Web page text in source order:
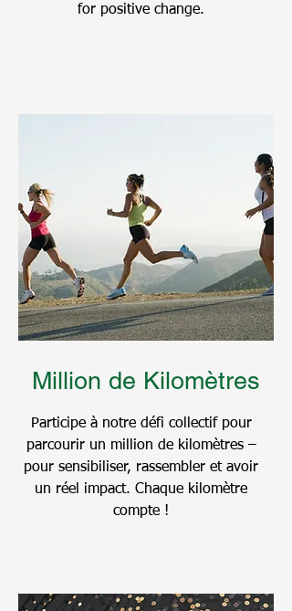
for positive change.
Million de Kilomètres
Participe à notre défi collectif pour
parcourir un million de kilomètres –
pour sensibiliser, rassembler et avoir
un réel impact. Chaque kilomètre
compte !